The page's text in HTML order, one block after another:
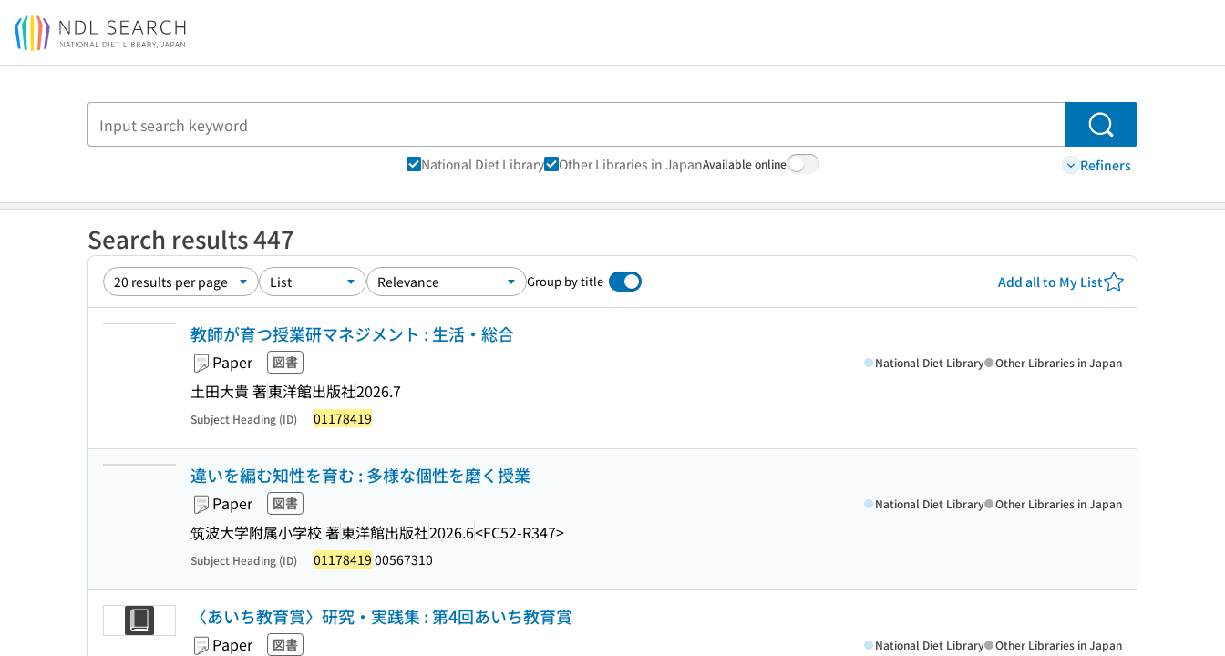
Jump to main content
Search
National Diet Library Other Libraries in JapanAvailable online Refiners
Search results 447
Group by title Add all to My List
教師が育つ授業研マネジメント : 生活・総合
Paper 図書
土田大貴 著東洋館出版社2026.7
National Diet Library Other Libraries in Japan
Subject Heading (ID) 01178419
違いを編む知性を育む : 多様な個性を磨く授業
Paper 図書
筑波大学附属小学校 著東洋館出版社2026.6<FC52-R347>
National Diet Library Other Libraries in Japan
Subject Heading (ID) 01178419 00567310
〈あいち教育賞〉研究・実践集 : 第4回あいち教育賞
Paper 図書 National Diet Library Other Libraries in Japan